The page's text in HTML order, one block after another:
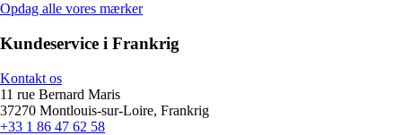
Opdag alle vores mærker
Kundeservice i Frankrig
Kontakt os
11 rue Bernard Maris
37270 Montlouis-sur-Loire, Frankrig
+33 1 86 47 62 58